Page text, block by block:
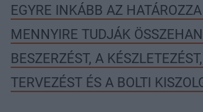
EGYRE INKÁBB AZ
MENNYIRE TUDJÁK
BESZERZÉST, A
TERVEZÉST ÉS A BOLTI